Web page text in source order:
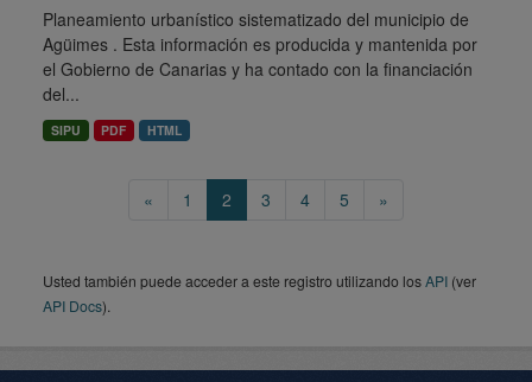
Planeamiento urbanístico sistematizado del municipio de
Agüimes . Esta información es producida y mantenida por
el Gobierno de Canarias y ha contado con la financiación
del...
SIPU PDF HTML
« 1 2 3 4 5 »
Usted también puede acceder a este registro utilizando losAPI (ver
API Docs).